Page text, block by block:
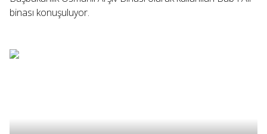
binası konuşuluyor.